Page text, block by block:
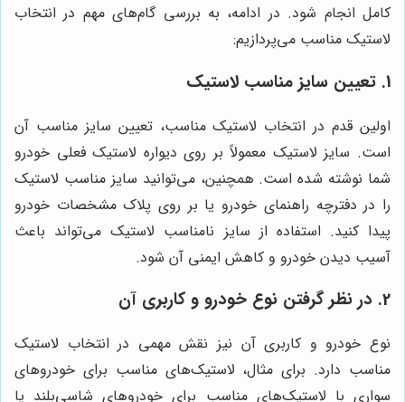
کامل انجام شود. در ادامه، به بررسی گام‌های مهم در انتخاب
لاستیک مناسب می‌پردازیم:
1. تعیین سایز مناسب لاستیک
اولین قدم در انتخاب لاستیک مناسب، تعیین سایز مناسب آن
است. سایز لاستیک معمولاً بر روی دیواره لاستیک فعلی خودرو
شما نوشته شده است. همچنین، می‌توانید سایز مناسب لاستیک
را در دفترچه راهنمای خودرو یا بر روی پلاک مشخصات خودرو
پیدا کنید. استفاده از سایز نامناسب لاستیک می‌تواند باعث
آسیب دیدن خودرو و کاهش ایمنی آن شود.
2. در نظر گرفتن نوع خودرو و کاربری آن
نوع خودرو و کاربری آن نیز نقش مهمی در انتخاب لاستیک
مناسب دارد. برای مثال، لاستیک‌های مناسب برای خودروهای
سواری با لاستیک‌های مناسب برای خودروهای شاسی‌بلند یا